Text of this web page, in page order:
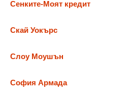
Сенките-Моят кредит
Скай Уокърс
Слоу Моушън
София Армада